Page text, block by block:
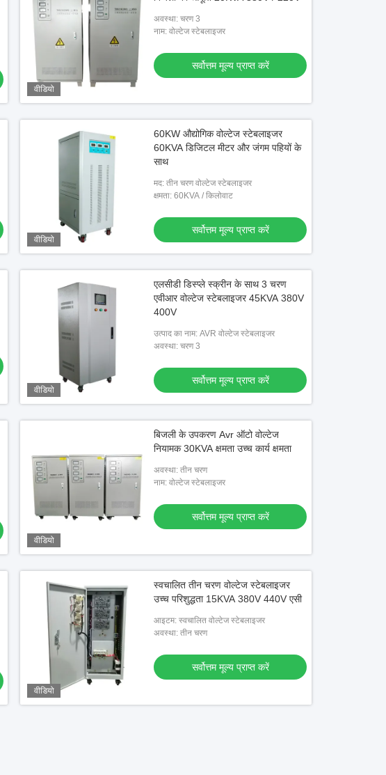
वीडियो
अवस्था: चरण 3
नाम: वोल्टेज स्टेबलाइजर
सर्वोत्तम मूल्य प्राप्त करें
वीडियो
60KW औद्योगिक वोल्टेज स्टेबलाइजर
60KVA डिजिटल मीटर और जंगम पहियों के
साथ
मद: तीन चरण वोल्टेज स्टेबलाइजर
क्षमता: 60KVA / किलोवाट
सर्वोत्तम मूल्य प्राप्त करें
वीडियो
एलसीडी डिस्प्ले स्क्रीन के साथ 3 चरण
एवीआर वोल्टेज स्टेबलाइजर 45KVA 380V
400V
उत्पाद का नाम: AVR वोल्टेज स्टेबलाइजर
अवस्था: चरण 3
सर्वोत्तम मूल्य प्राप्त करें
वीडियो
बिजली के उपकरण Avr ऑटो वोल्टेज
नियामक 30KVA क्षमता उच्च कार्य क्षमता
अवस्था: तीन चरण
नाम: वोल्टेज स्टेबलाइजर
सर्वोत्तम मूल्य प्राप्त करें
वीडियो
स्वचालित तीन चरण वोल्टेज स्टेबलाइजर
उच्च परिशुद्धता 15KVA 380V 440V एसी
आइटम: स्वचालित वोल्टेज स्टेबलाइजर
अवस्था: तीन चरण
सर्वोत्तम मूल्य प्राप्त करें